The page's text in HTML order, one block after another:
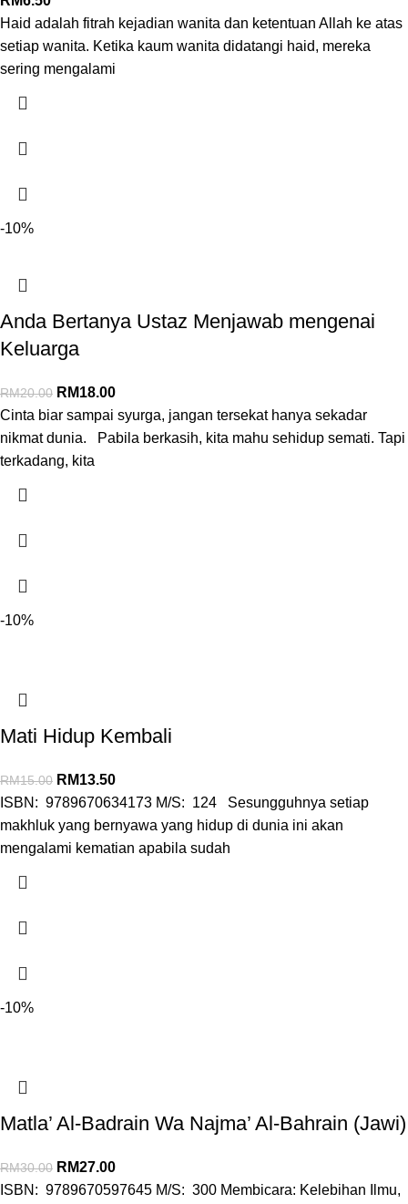
Haid adalah fitrah kejadian wanita dan ketentuan Allah ke atas
setiap wanita. Ketika kaum wanita didatangi haid, mereka
sering mengalami
-10%
Anda Bertanya Ustaz Menjawab mengenai
Keluarga
RM20.00 RM18.00
Cinta biar sampai syurga, jangan tersekat hanya sekadar
nikmat dunia. Pabila berkasih, kita mahu sehidup semati. Tapi
terkadang, kita
-10%
Mati Hidup Kembali
RM15.00 RM13.50
ISBN: 9789670634173 M/S: 124 Sesungguhnya setiap
makhluk yang bernyawa yang hidup di dunia ini akan
mengalami kematian apabila sudah
-10%
Matla’ Al-Badrain Wa Najma’ Al-Bahrain (Jawi)
RM30.00 RM27.00
ISBN: 9789670597645 M/S: 300 Membicara: Kelebihan Ilmu,